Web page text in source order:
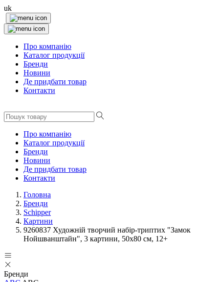
uk
Про компанію
Каталог продукції
Бренди
Новини
Де придбати товар
Контакти
Про компанію
Каталог продукції
Бренди
Новини
Де придбати товар
Контакти
Головна
Бренди
Schipper
Картини
9260837 Художній творчий набір-триптих "Замок
Нойшванштайн", 3 картини, 50х80 см, 12+
Бренди